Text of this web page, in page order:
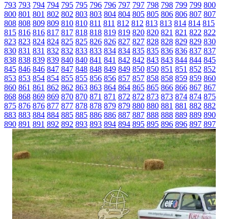
793 793 794 794 795 795 796 796 797 797 798 798 799 799 800
800 801 801 802 802 803 803 804 804 805 805 806 806 807 807
808 808 809 809 810 810 811 811 812 812 813 813 814 814 815
815 816 816 817 817 818 818 819 819 820 820 821 821 822 822
823 823 824 824 825 825 826 826 827 827 828 828 829 829 830
830 831 831 832 832 833 833 834 834 835 835 836 836 837 837
838 838 839 839 840 840 841 841 842 842 843 843 844 844 845
845 846 846 847 847 848 848 849 849 850 850 851 851 852 852
853 853 854 854 855 855 856 856 857 857 858 858 859 859 860
860 861 861 862 862 863 863 864 864 865 865 866 866 867 867
868 868 869 869 870 870 871 871 872 872 873 873 874 874 875
875 876 876 877 877 878 878 879 879 880 880 881 881 882 882
883 883 884 884 885 885 886 886 887 887 888 888 889 889 890
890 891 891 892 892 893 893 894 894 895 895 896 896 897 897